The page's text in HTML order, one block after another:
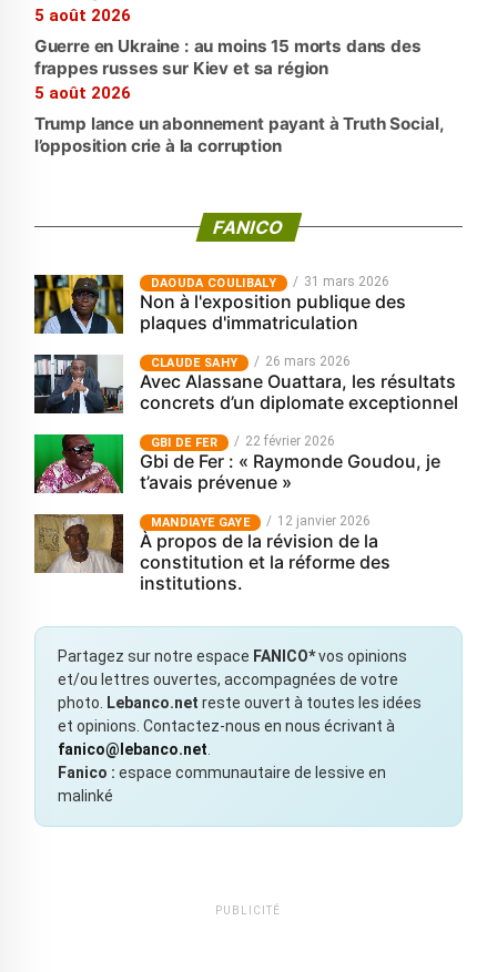
5 août 2026
Guerre en Ukraine : au moins 15 morts dans des
frappes russes sur Kiev et sa région
5 août 2026
Trump lance un abonnement payant à Truth Social,
l’opposition crie à la corruption
FANICO
‎DAOUDA COULIBALY 31 mars 2026
Non à l'exposition publique des
plaques d'immatriculation
CLAUDE SAHY 26 mars 2026
Avec Alassane Ouattara, les résultats
concrets d’un diplomate exceptionnel
GBI DE FER 22 février 2026
Gbi de Fer : « Raymonde Goudou, je
t’avais prévenue »
MANDIAYE GAYE 12 janvier 2026
À propos de la révision de la
constitution et la réforme des
institutions.
Partagez sur notre espace FANICO*vos opinions
et/ou lettres ouvertes, accompagnées de votre
photo.
Lebanco.net reste ouvert à toutes les idées
et opinions. Contactez-nous en nous écrivant à
fanico@lebanco.net
Fanico : espace communautaire de lessive en
malinké
PUBLICITÉ